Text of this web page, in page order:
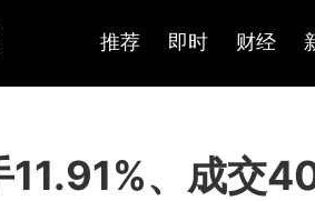
推荐 即时 财经
11.91%、成交